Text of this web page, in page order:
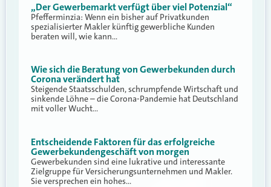
„Der Gewerbemarkt verfügt über viel Potenzial“
Pfefferminzia: Wenn ein bisher auf Privatkunden
spezialisierter Makler künftig gewerbliche Kunden
beraten will, wie kann…
Wie sich die Beratung von Gewerbekunden durch
Corona verändert hat
Steigende Staatsschulden, schrumpfende Wirtschaft und
sinkende Löhne – die Corona-Pandemie hat Deutschland
mit voller Wucht…
Entscheidende Faktoren für das erfolgreiche
Gewerbekundengeschäft von morgen
Gewerbekunden sind eine lukrative und interessante
Zielgruppe für Versicherungsunternehmen und Makler.
Sie versprechen ein hohes…